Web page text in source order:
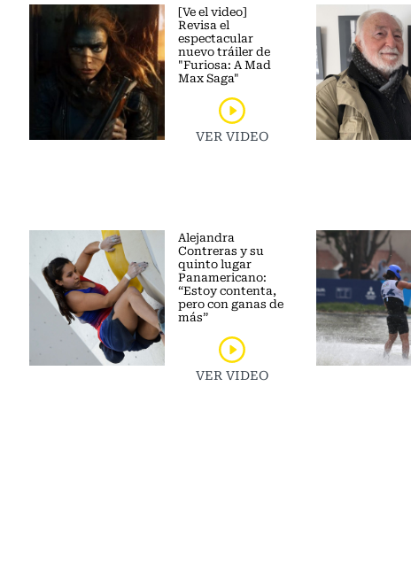
[Ve el video]
Revisa el
espectacular
nuevo tráiler de
"Furiosa: A Mad
Max Saga"
VER VIDEO
Alejandra
Contreras y su
quinto lugar
Panamericano:
“Estoy contenta,
pero con ganas de
más”
VER VIDEO